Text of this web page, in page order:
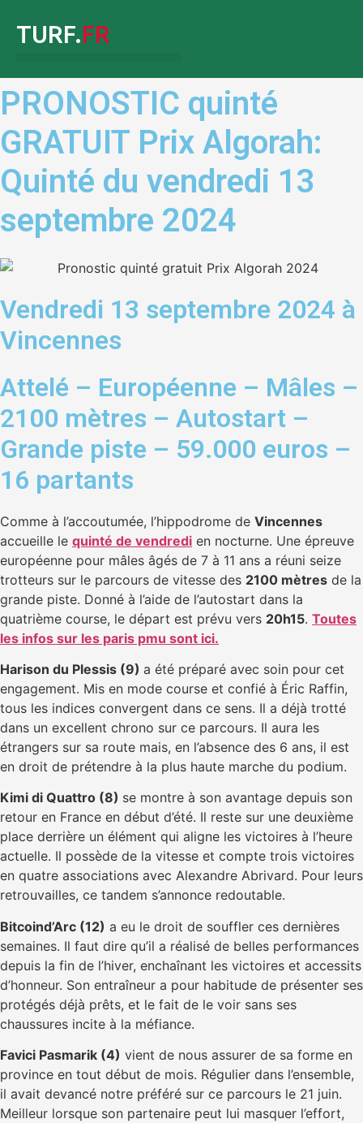
TURF.FR
PRONOSTIC quinté
GRATUIT Prix Algorah:
Quinté du vendredi 13
septembre 2024
Vendredi 13 septembre 2024 à
Vincennes
Attelé – Européenne – Mâles –
2100 mètres – Autostart –
Grande piste – 59.000 euros –
16 partants
Comme à l’accoutumée, l’hippodrome de Vincennes
accueille le quinté de vendredi en nocturne. Une épreuve
européenne pour mâles âgés de 7 à 11 ans a réuni seize
trotteurs sur le parcours de vitesse des 2100 mètres de la
grande piste. Donné à l’aide de l’autostart dans la
quatrième course, le départ est prévu vers 20h15. Toutes
les infos sur les paris pmu sont ici.
Harison du Plessis (9) a été préparé avec soin pour cet
engagement. Mis en mode course et confié à Éric Raffin,
tous les indices convergent dans ce sens. Il a déjà trotté
dans un excellent chrono sur ce parcours. Il aura les
étrangers sur sa route mais, en l’absence des 6 ans, il est
en droit de prétendre à la plus haute marche du podium.
Kimi di Quattro (8) se montre à son avantage depuis son
retour en France en début d’été. Il reste sur une deuxième
place derrière un élément qui aligne les victoires à l’heure
actuelle. Il possède de la vitesse et compte trois victoires
en quatre associations avec Alexandre Abrivard. Pour leurs
retrouvailles, ce tandem s’annonce redoutable.
Bitcoind’Arc (12) a eu le droit de souffler ces dernières
semaines. Il faut dire qu’il a réalisé de belles performances
depuis la fin de l’hiver, enchaînant les victoires et accessits
d’honneur. Son entraîneur a pour habitude de présenter ses
protégés déjà prêts, et le fait de le voir sans ses
chaussures incite à la méfiance.
Favici Pasmarik (4) vient de nous assurer de sa forme en
province en tout début de mois. Régulier dans l’ensemble,
il avait devancé notre préféré sur ce parcours le 21 juin.
Meilleur lorsque son partenaire peut lui masquer l’effort,